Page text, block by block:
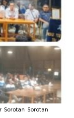
Sorotan Sorotan